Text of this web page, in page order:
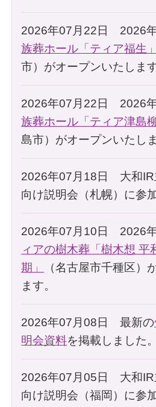
2026年07月22日 2026年
族葬ホール「ティア福生」
市）がオープンいたします
2026年07月22日 2026年
族葬ホール「ティア津島柳
島市）がオープンいたしま
2026年07月18日 大和
向け説明会（札幌）に参
2026年07月10日 2026年
ィアの樹木葬「樹木想 平
期」
（名古屋市千種区）
ます。
2026年07月08日 最新の
明会資料を掲載しました。
2026年07月05日 大和
向け説明会（福岡）に参